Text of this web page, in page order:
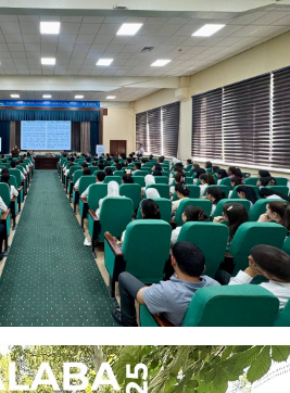
"OMBUDSMAN MAKTABI" LOYIHASI YOSHLAR UCHUN AHAMIYATLI BOʻLDI